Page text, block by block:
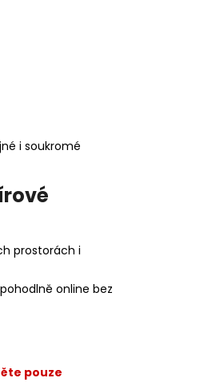
i soukromé
prostorách i
online bez
pouze